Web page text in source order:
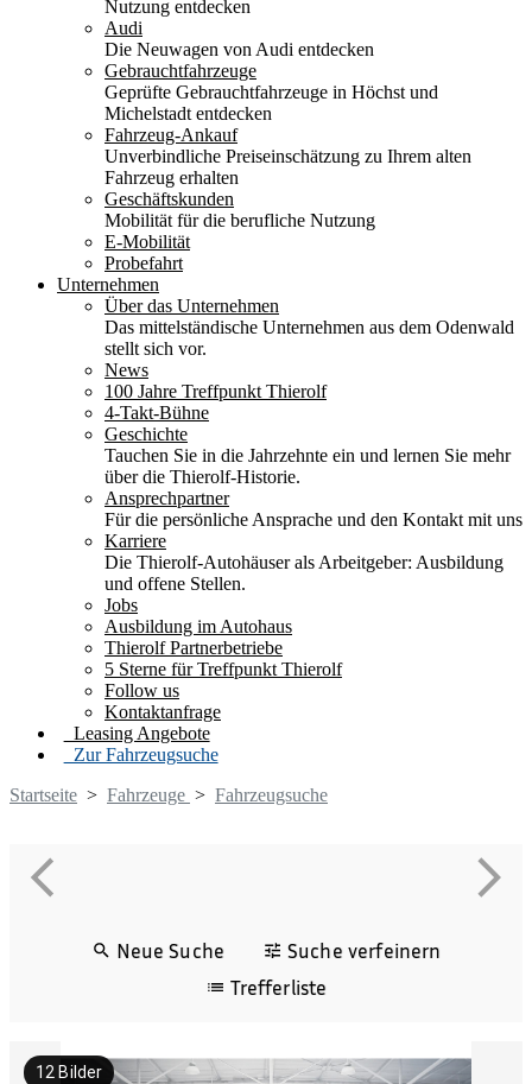
Nutzung entdecken
Audi
Die Neuwagen von Audi entdecken
Gebrauchtfahrzeuge
Geprüfte Gebrauchtfahrzeuge in Höchst und
Michelstadt entdecken
Fahrzeug-Ankauf
Unverbindliche Preiseinschätzung zu Ihrem alten
Fahrzeug erhalten
Geschäftskunden
Mobilität für die berufliche Nutzung
E-Mobilität
Probefahrt
Unternehmen
Über das Unternehmen
Das mittelständische Unternehmen aus dem Odenwald
stellt sich vor.
News
100 Jahre Treffpunkt Thierolf
4-Takt-Bühne
Geschichte
Tauchen Sie in die Jahrzehnte ein und lernen Sie mehr
über die Thierolf-Historie.
Ansprechpartner
Für die persönliche Ansprache und den Kontakt mit uns
Karriere
Die Thierolf-Autohäuser als Arbeitgeber: Ausbildung
und offene Stellen.
Jobs
Ausbildung im Autohaus
Thierolf Partnerbetriebe
5 Sterne für Treffpunkt Thierolf
Follow us
Kontaktanfrage
Leasing Angebote
Zur Fahrzeugsuche
Startseite > Fahrzeuge > Fahrzeugsuche
Neue Suche
Suche verfeinern
Trefferliste
12 Bilder